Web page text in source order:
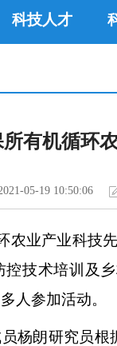
科技人才
有机循环
05-19 10:50:06
农业产业科技
技术培训及
人参加活动。
杨朗研究员